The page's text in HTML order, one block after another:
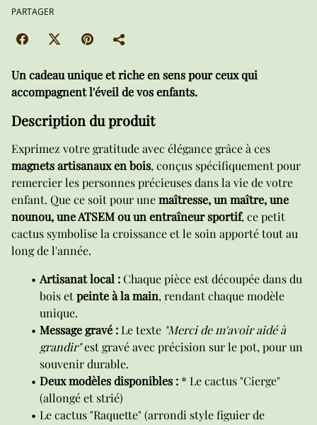
PARTAGER
Un cadeau unique et riche en sens pour ceux qui
accompagnent l'éveil de vos enfants.
Description du produit
Exprimez votre gratitude avec élégance grâce à ces
magnets artisanaux en bois, conçus spécifiquement pour
remercier les personnes précieuses dans la vie de votre
enfant. Que ce soit pour unemaîtresse, un maître, une
nounou, une ATSEM ou un entraîneur sportif, ce petit
cactus symbolise la croissance et le soin apporté tout au
long de l'année.
Artisanat local :Chaque pièce est découpée dans du
bois etpeinte à la main, rendant chaque modèle
unique.
Message gravé :Le texte "Merci de m'avoir aidé à
grandir"est gravé avec précision sur le pot, pour un
souvenir durable.
Deux modèles disponibles : * Le cactus "Cierge"
(allongé et strié)
Le cactus "Raquette" (arrondi style figuier de